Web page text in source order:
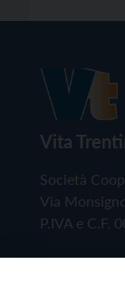
Vita
Società
Via
P.IVA e C.F.